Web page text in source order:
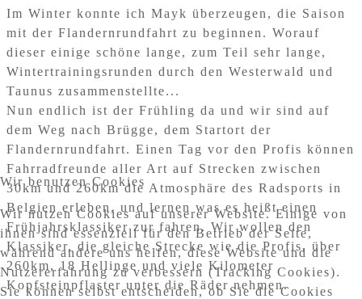
Im Winter konnte ich Mayk überzeugen, die Saison
mit der Flandernrundfahrt zu beginnen. Worauf
dieser einige schöne lange, zum Teil sehr lange,
Wintertrainingsrunden durch den Westerwald und
Taunus zusammenstellte...
Nun endlich ist der Frühling da und wir sind auf
dem Weg nach Brügge, dem Startort der
Flandernrundfahrt. Einen Tag vor den Profis können
Fahrradfreunde aller Art auf Strecken zwischen
30km und 260km die Atmosphäre des Radsports in
Belgien erleben, und lernen was es heißt einen
Frühjahrsklassiker zur fahren. Wir wollen den
Klassiker, die gleiche Strecke wie die Profis, über
260km, 18 Hellinge und viele Kilometer
Kopfsteinpflaster unter die Räder nehmen.
Wir benutzen Cookies
Wir nutzen Cookies auf unserer Website. Einige von
ihnen sind essenziell für den Betrieb der Seite,
während andere uns helfen, diese Website und die
Nutzererfahrung zu verbessern (Tracking Cookies).
Sie können selbst entscheiden, ob Sie die Cookies